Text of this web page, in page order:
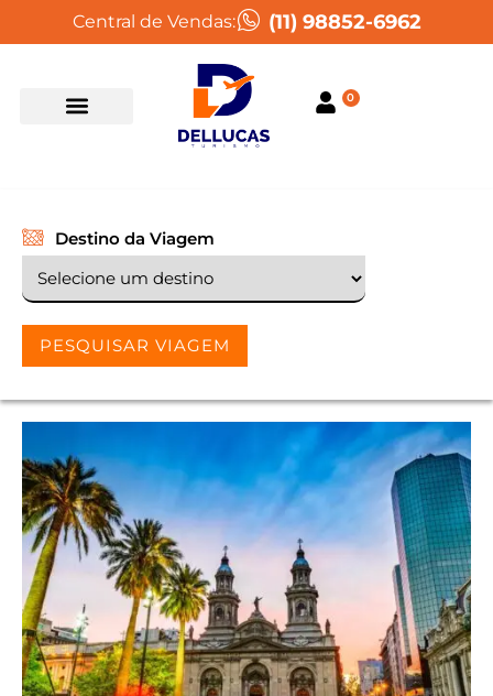
Central de Vendas: (11) 98852-6962
0
Destino da Viagem
PESQUISAR VIAGEM